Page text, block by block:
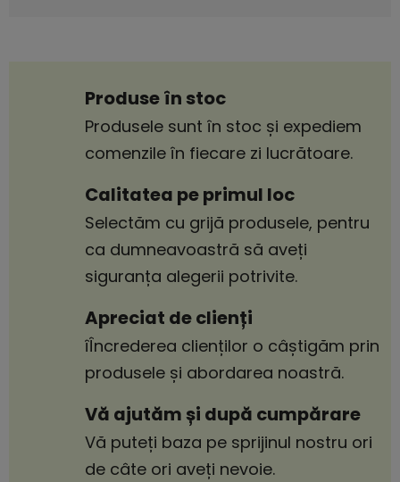
Produse în stoc
Produsele sunt în stoc și expediem
comenzile în fiecare zi lucrătoare.
Calitatea pe primul loc
Selectăm cu grijă produsele, pentru
ca dumneavoastră să aveți
siguranța alegerii potrivite.
Apreciat de clienți
îÎncrederea clienților o câștigăm prin
produsele și abordarea noastră.
Vă ajutăm și după cumpărare
Vă puteți baza pe sprijinul nostru ori
de câte ori aveți nevoie.